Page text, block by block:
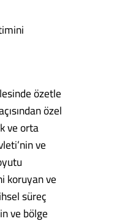
özetle
özel
ve orta
ve
koruyan ve
süreç
ve bölge